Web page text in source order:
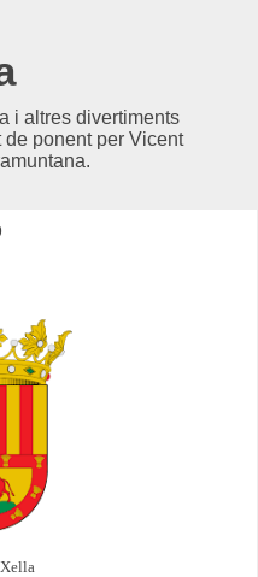
i altres divertiments
ponent per Vicent